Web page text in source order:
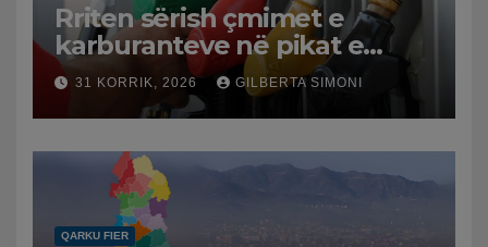
Rriten sërish çmimet e
karburanteve në pikat e
karburanteve në Lushnjë.
Tensionet në Lindjen e
Mesme shtrenjtojnë naftën
dhe benzinën në vend
31 KORRIK, 2026 GILBERTA SIMONI
QARKU FIER